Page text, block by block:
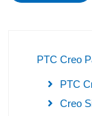
PTC Creo
PTC
Creo